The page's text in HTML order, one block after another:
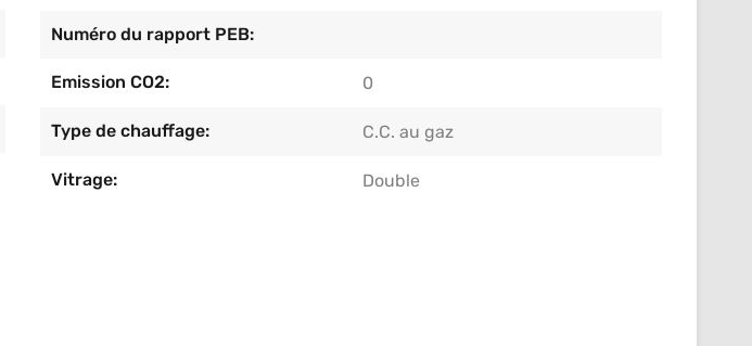
Numéro du rapport PEB:
Emission CO2: 0
Type de chauffage: C.C. au gaz
Vitrage: Double